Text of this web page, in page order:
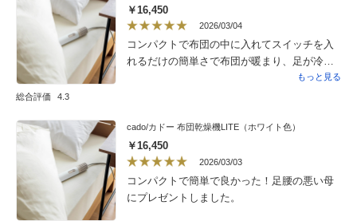
総合評価 4.3
￥16,450
2026/03/04
コンパクトで布団の中に入れてスイッチを入
れるだけの簡単さで布団が暖まり、足が冷え
てなかなかねつけなかったのがすぐに寝れて
もっと見る
cado/カドー 布団乾燥機LITE（ホワイト色）
￥16,450
2026/03/03
コンパクトで簡単で良かった！足腰の悪い母
にプレゼントしました。